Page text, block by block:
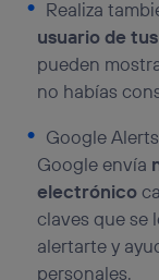
Realiza
usuario de
pueden
no habías
Google
Google envía
electrónico
claves que se
alertarte y
personales.